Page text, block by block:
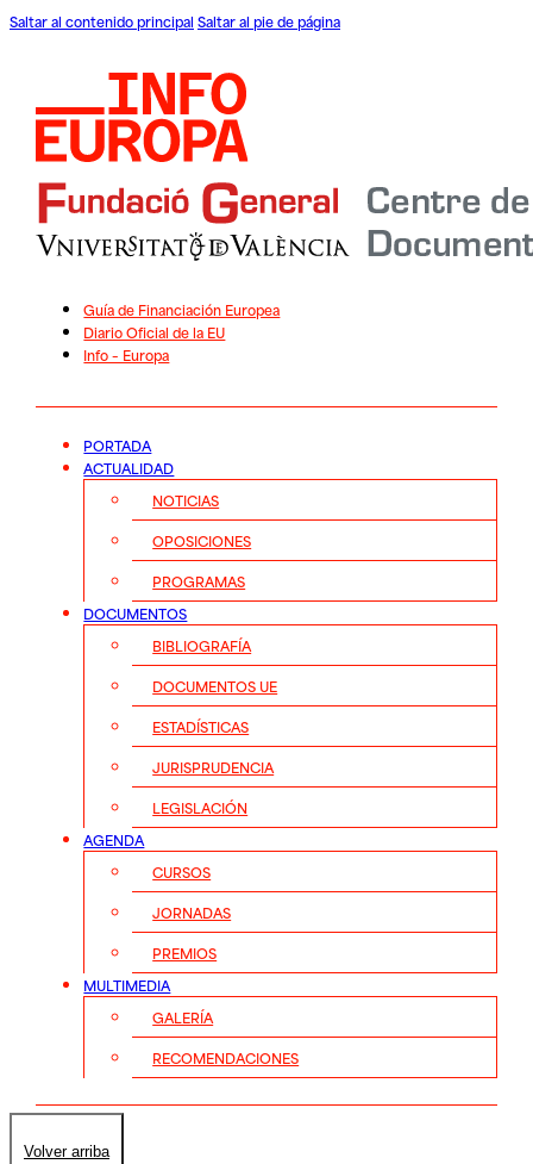
Saltar al contenido principal Saltar al pie de página
Guía de Financiación Europea
Diario Oficial de la EU
Info – Europa
PORTADA
ACTUALIDAD
NOTICIAS
OPOSICIONES
PROGRAMAS
DOCUMENTOS
BIBLIOGRAFÍA
DOCUMENTOS UE
ESTADÍSTICAS
JURISPRUDENCIA
LEGISLACIÓN
AGENDA
CURSOS
JORNADAS
PREMIOS
MULTIMEDIA
GALERÍA
RECOMENDACIONES
Volver arriba